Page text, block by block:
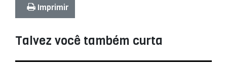
Imprimir
Talvez você também curta